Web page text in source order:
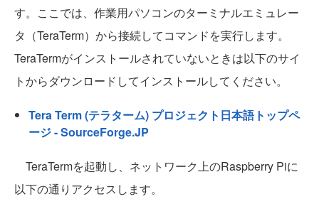
す。ここでは、作業用パソコンのターミナルエミュレー
タ（TeraTerm）から接続してコマンドを実行します。
TeraTermがインストールされていないときは以下のサイ
トからダウンロードしてインストールしてください。
Tera Term (テラターム) プロジェクト日本語トップペ
ージ - SourceForge.JP
TeraTermを起動し、ネットワーク上のRaspberry Piに
以下の通りアクセスします。